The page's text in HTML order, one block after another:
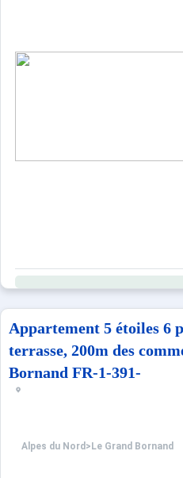
Appartement 5 étoiles 6
terrasse, 200m des
Bornand FR-1-391-
Alpes du Nord > Le Grand Bornand